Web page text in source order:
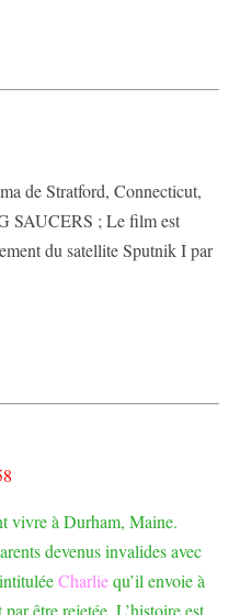
de Stratford, Connecticut,
SAUCERS ; Le film est
du satellite Sputnik I par
vivre à Durham, Maine.
devenus invalides avec
Charliequ’il envoie à
être rejetée. L’histoire est